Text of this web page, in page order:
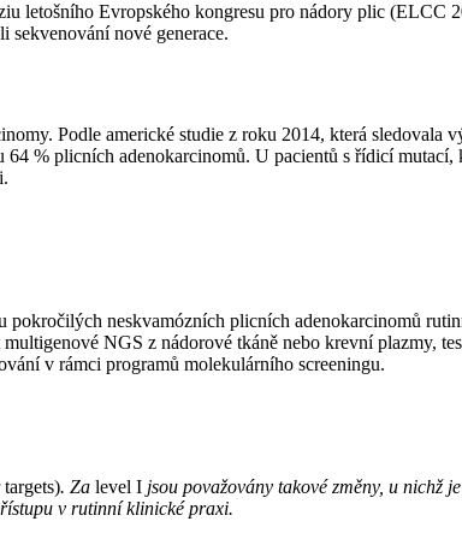
letošního Evropského kongresu pro nádory plic (ELCC
sekvenování nové generace.
Podle americké studie z roku 2014, která sledovala
% plicních adenokarcinomů. U pacientů s řídicí
neskvamózních plicních adenokarcinomů
NGS z nádorové tkáně nebo krevní plazmy,
v rámci programů molekulárního screeningu.
. Za level I jsou považovány takové změny, u nichž
v rutinní klinické praxi.